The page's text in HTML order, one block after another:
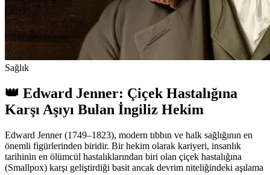
Sağlık
👑 Edward Jenner: Çiçek Hastalığına
Karşı Aşıyı Bulan İngiliz Hekim
Edward Jenner (1749–1823), modern tıbbın ve halk sağlığının en
önemli figürlerinden biridir. Bir hekim olarak kariyeri, insanlık
tarihinin en ölümcül hastalıklarından biri olan çiçek hastalığına
(Smallpox) karşı geliştirdiği basit ancak devrim niteliğindeki aşılama